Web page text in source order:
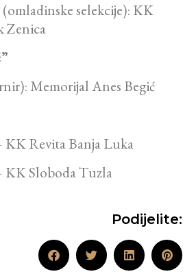
(omladinske selekcije): KK
Zenica
Memorijal Anes Begić
KK Revita Banja Luka
KK Sloboda Tuzla
Podijelite: